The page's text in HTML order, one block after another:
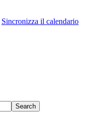
Sincronizza il calendario